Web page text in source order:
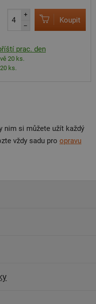
+
–
Koupit
prac. den
20 ks.
ks.
nim si můžete užít každý
vždy sadu pro opravu